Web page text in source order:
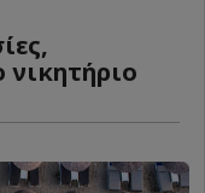
νικητήριο